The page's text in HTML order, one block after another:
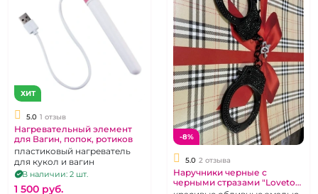
ХИТ
5.0 1 отзыв
Нагревательный элемент
для Вагин, попок, ротиков
пластиковый нагреватель
для кукол и вагин
В наличии: 2 шт.
1 500 pуб.
-8%
5.0 2 отзыва
Наручники черные с
черными стразами "Lovetoy"